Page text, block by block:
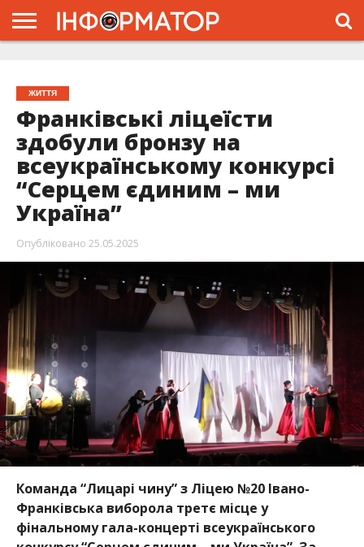
ЖИТТЯ
Франківські ліцеїсти
здобули бронзу на
всеукраїнському конкурсі
“Серцем єдиним – ми
Україна”
Опубліковано 25.05.2025
Команда “Лицарі чину” з Ліцею №20 Івано-
Франківська виборола третє місце у
фінальному гала-концерті всеукраїнського